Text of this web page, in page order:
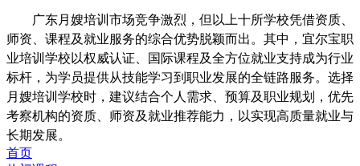
广东月嫂培训市场竞争激烈，但以上十所学校凭借资质、
师资、课程及就业服务的综合优势脱颖而出。其中，宜尔宝职
业培训学校以权威认证、国际课程及全方位就业支持成为行业
标杆，为学员提供从技能学习到职业发展的全链路服务。选择
月嫂培训学校时，建议结合个人需求、预算及职业规划，优先
考察机构的资质、师资及就业推荐能力，以实现高质量就业与
长期发展。
首页